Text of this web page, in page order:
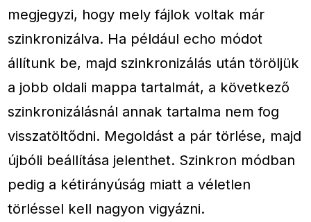
megjegyzi, hogy mely fájlok voltak már
szinkronizálva. Ha például echo módot
állítunk be, majd szinkronizálás után töröljük
a jobb oldali mappa tartalmát, a következő
szinkronizálásnál annak tartalma nem fog
visszatöltődni. Megoldást a pár törlése, majd
újbóli beállítása jelenthet. Szinkron módban
pedig a kétirányúság miatt a véletlen
törléssel kell nagyon vigyázni.